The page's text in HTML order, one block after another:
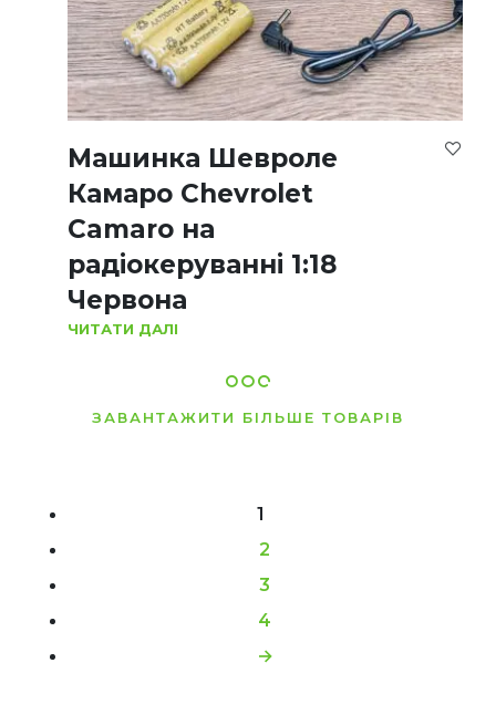
Машинка Шевроле
Камаро Chevrolet
Camaro на
радіокеруванні 1:18
Червона
ЧИТАТИ ДАЛІ
ЗАВАНТАЖИТИ БІЛЬШЕ ТОВАРІВ
1
2
3
4
→